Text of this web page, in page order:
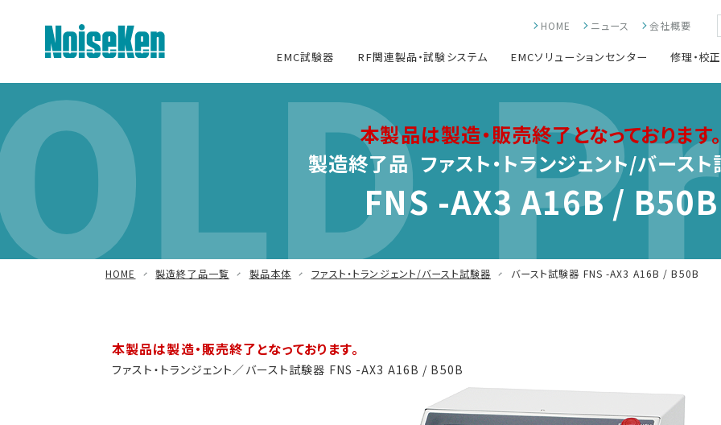
EMC試験器 RF関連製品・試験システム EMCソリューションセンター 修理・校正
HOME ニュース 会社概要
本製品は製造・販売終了となっております。
製造終了品 ファスト・トランジェント/バース
FNS -AX3 A16B / B50B
HOME 製造終了品一覧 製品本体 ファスト・トランジェント/バースト試験器 バースト試験器 FNS -AX3 A16B / B50B
本製品は製造・販売終了となっております。
ファスト・トランジェント／バースト試験器 FNS -AX3 A16B / B50B
EMC試験器トップ
静電気試験器
方形波インパルスノイズ試験器
ファスト・トランジェント/バースト試
減衰振動波試験器